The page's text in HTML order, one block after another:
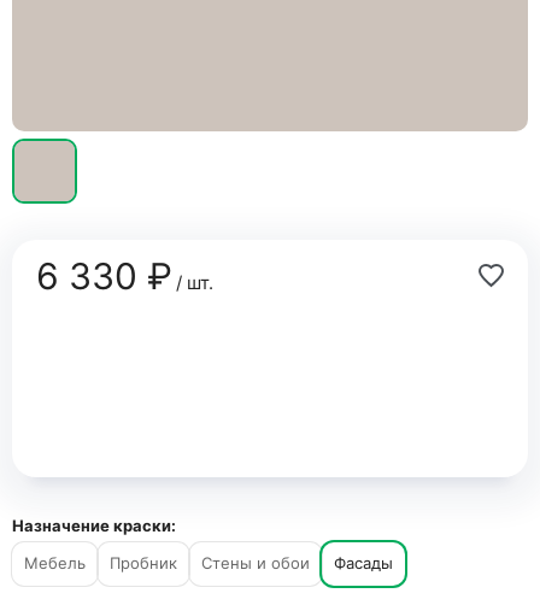
6 330 ₽/ шт.
Назначение краски:
Мебель
Пробник Стены и обои Фасады